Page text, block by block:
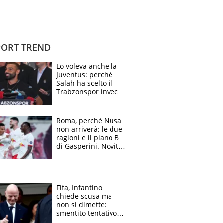
TREND
Lo voleva anche la
Juventus: perché
Salah ha scelto il
Trabzonspor invece
Roma, perché Nusa
non arriverà: le due
ragioni e il piano B
di Gasperini. Novità
Fifa, Infantino
chiede scusa ma
non si dimette:
smentito tentativo di